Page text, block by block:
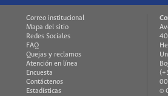
Correo institucional
Mapa del sitio
Redes Sociales
FAQ
Quejas y reclamos
Atención en línea
Encuesta
Contáctenos
Estadísticas
©